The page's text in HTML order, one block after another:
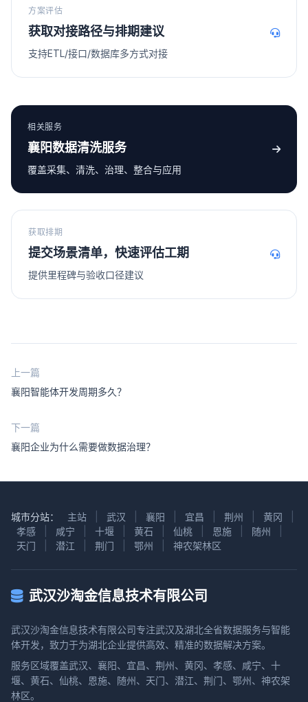
方案评估
获取对接路径与排期建议
支持ETL/接口/数据库多方式对接
相关服务
襄阳数据清洗服务
覆盖采集、清洗、治理、整合与应用
获取排期
提交场景清单，快速评估工期
提供里程碑与验收口径建议
上一篇
襄阳智能体开发周期多久？
下一篇
襄阳企业为什么需要做数据治理？
城市分站： 主站 武汉 襄阳 宜昌 荆州 黄冈
孝感
咸宁 十堰 黄石 仙桃 恩施 随州
天门
潜江 荆门 鄂州 神农架林区
武汉沙淘金信息技术有限公司
武汉沙淘金信息技术有限公司专注武汉及湖北全省数据服务与智能
体开发，致力于为湖北企业提供高效、精准的数据解决方案。
服务区域覆盖武汉、襄阳、宜昌、荆州、黄冈、孝感、咸宁、十
堰、黄石、仙桃、恩施、随州、天门、潜江、荆门、鄂州、神农架
林区。